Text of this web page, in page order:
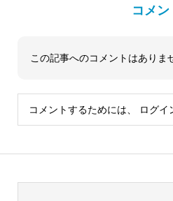
コメン
この記事へのコメントはありま
コメントするためには、 ログイ